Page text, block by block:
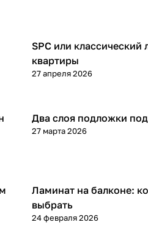
Напольные покрытия
SPC или классический
квартиры
27 апреля 2026
Напольные покрытия
Два слоя подложки
27 марта 2026
Напольные покрытия
Ламинат на балконе:
выбрать
24 февраля 2026